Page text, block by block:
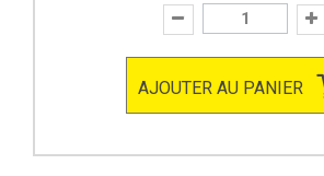
AJOUTER AU PANIER